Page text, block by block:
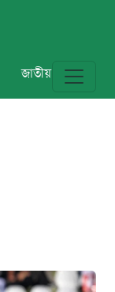
জাতীয় বিশ্ব